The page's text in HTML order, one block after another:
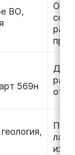
ВО,
569н